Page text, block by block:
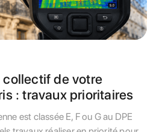
collectif de votre
: travaux prioritaires
est classée E, F ou G au DPE